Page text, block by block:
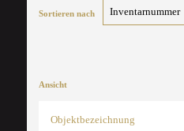
Sortieren nach
Ansicht
Objektbezeichnung